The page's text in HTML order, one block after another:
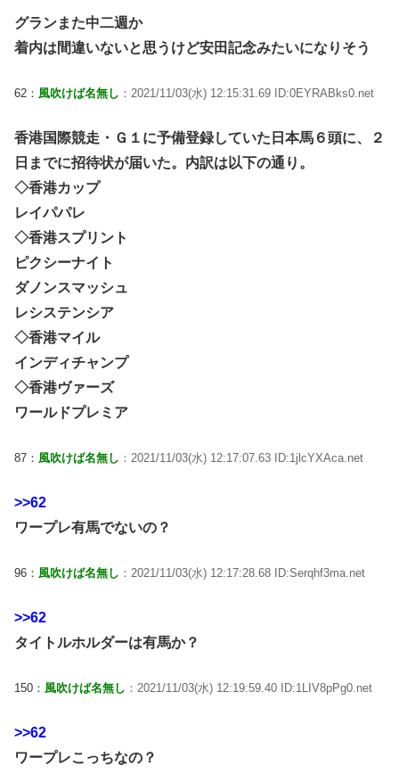
グランまた中二週か
着内は間違いないと思うけど安田記念みたいになりそう
62： 風吹けば名無し ：2021/11/03(水) 12:15:31.69 ID:0EYRABks0.net
香港国際競走・Ｇ１に予備登録していた日本馬６頭に、２
日までに招待状が届いた。内訳は以下の通り。
◇香港カップ
レイパパレ
◇香港スプリント
ピクシーナイト
ダノンスマッシュ
レシステンシア
◇香港マイル
インディチャンプ
◇香港ヴァーズ
ワールドプレミア
87： 風吹けば名無し ：2021/11/03(水) 12:17:07.63 ID:1jlcYXAca.net
>>62
ワープレ有馬でないの？
96： 風吹けば名無し ：2021/11/03(水) 12:17:28.68 ID:Serqhf3ma.net
>>62
タイトルホルダーは有馬か？
150： 風吹けば名無し ：2021/11/03(水) 12:19:59.40 ID:1LIV8pPg0.net
>>62
ワープレこっちなの？